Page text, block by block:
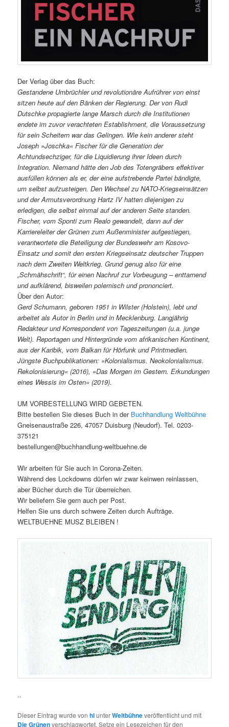
Der Verlag über das Buch:
Gestandene Umbrüchler und revolutionäre Aufrührer von einst
sitzen heute auf den Bänken der Regierung. Der von Rudi
Dutschke propagierte lange Marsch durch die Institutionen
endete im zuvor verachteten Establishment, die Voraussetzung
für sein Scheitern war das Gelingen. Wie kein anderer steht
Joseph »Joschka« Fischer für die Generation der
Achtundsechziger, für die Liquidierung ihrer Ideen durch
Integration. Niemand hätte den Job des Totengräbers effektiver
ausfüllen können als er, der eine aufstrebende Partei bändigte,
um selbst aufzusteigen. Den Wechsel zu NATO-Kriegseinsätzen
und der Armutsverordnung Hartz IV hatten diejenigen zu
erledigen, die selbst einmal auf der anderen Seite standen.
Fischer, vom Sponti zum Realo gewandelt, dann auf der
Karriereleiter der Grünen zum Außenminister aufgestiegen,
verantwortete die Beteiligung der Bundeswehr am Kosovo-
Einsatz und somit den ersten Kriegseinsatz deutscher Truppen
nach dem Zweiten Weltkrieg. Grund genug also für eine
„Schmähschrift“, für einen Nachruf zur Vorbeugung – enttarnend
und aufklärend, bisweilen polemisch und prononciert.
Über den Autor:
Gerd Schumann, geboren 1951 in Wilster (Holstein), lebt und
arbeitet als Autor in Berlin und in Mecklenburg. Langjährig
Redakteur und Korrespondent von Tageszeitungen (u.a. junge
Welt). Reportagen und Hintergründe vom afrikanischen Kontinent,
aus der Karibik, vom Balkan für Hörfunk und Printmedien.
Jüngste Buchpublikationen: »Kolonialismus. Neokolonialismus.
Rekolonisierung« (2016), »Das Morgen im Gestern. Erkundungen
eines Wessis im Osten« (2019).
UM VORBESTELLUNG WIRD GEBETEN.
Bitte bestellen Sie dieses Buch in der Buchhandlung Weltbühne
Gneisenaustraße 226, 47057 Duisburg (Neudorf). Tel. 0203-
375121
bestellungen@buchhandlung-weltbuehne.de
Wir arbeiten für Sie auch in Corona-Zeiten.
Während des Lockdowns dürfen wir zwar keinwen reinlassen,
aber Bücher durch die Tür überreichen.
Wir beliefern Sie gern auch per Post.
Helfen Sie uns durch schwere Zeiten durch Aufträge.
WELTBUEHNE MUSZ BLEIBEN !
..
Dieser Eintrag wurde vonhlunterWeltbühneveröffentlicht und mit
Die Grünenverschlagwortet. Setze ein Lesezeichen für den